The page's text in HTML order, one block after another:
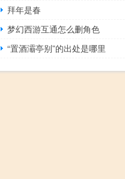
拜年是春
梦幻西游互通怎么删角色
“置酒灞亭别”的出处是哪里